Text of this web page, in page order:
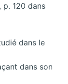
120 dans
dans le
dans son